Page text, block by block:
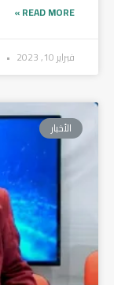
READ MORE »
فبراير 10, 2023
الأخبار